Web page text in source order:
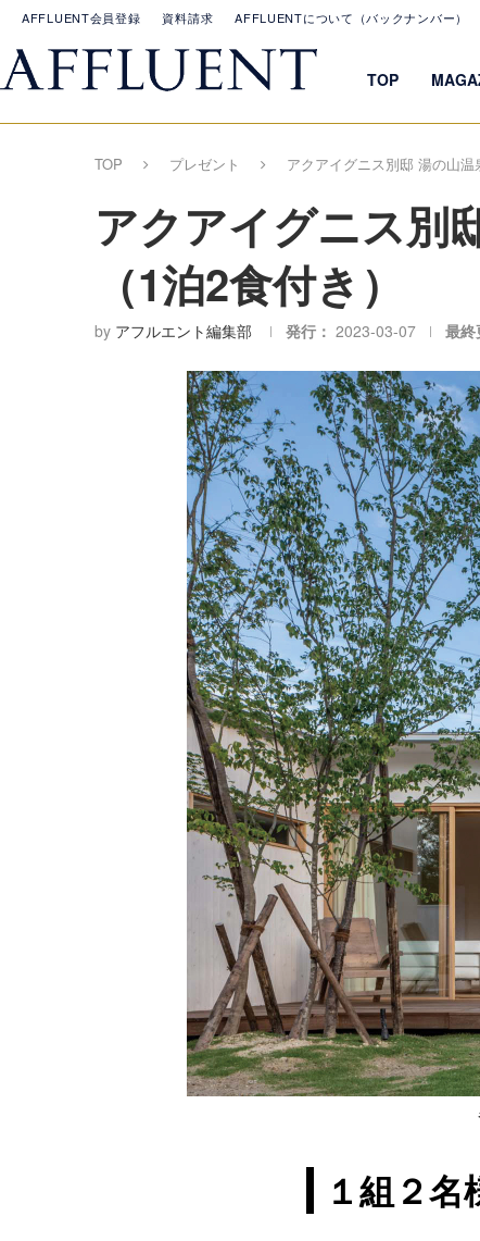
AFFLUENT会員登録 資料請求 AFFLUENTについて（バックナンバー）
TOP
TOP プレゼント アクアイグニス別邸 湯の山温
アクアイグニス別
（1泊2食付き）
by アフルエント編集部 発行： 2023-03-07 最終
１組２名